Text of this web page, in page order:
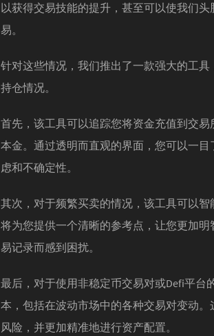
以获得交易技能的提升，甚至可以使我们
易。
针对这些情况，我们推出了一款强大的工
持仓情况。
首先，该工具可以追踪您将资金充值到交
本金。通过透明而直观的界面，您可以一
虑和不确定性。
其次，对于频繁买卖的情况，该工具可以
将为您提供一个清晰的参考点，让您更加
易记录而感到困扰。
最后，对于使用非稳定币交易对或Defi平台
本，包括在波动市场中的各种交易对变动
风险，并更加精准地进行资产配置。